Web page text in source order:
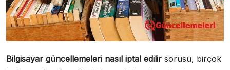
Bilgisayar güncellemeleri nasıl iptal edilir sorusu, birçok